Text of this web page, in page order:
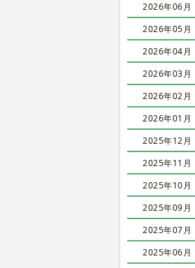
2026年06月
2026年05月
2026年04月
2026年03月
2026年02月
2026年01月
2025年12月
2025年11月
2025年10月
2025年09月
2025年07月
2025年06月